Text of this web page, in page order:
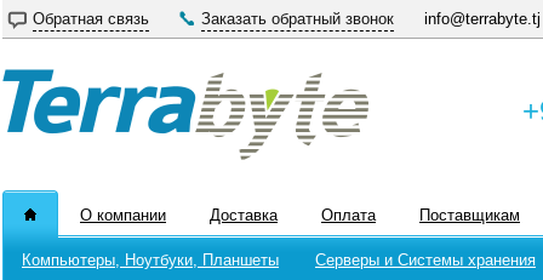
Обратная связь Заказать обратный звонок info@terrabyte.tj
О компании Доставка Оплата Поставщикам
Компьютеры, Ноутбуки, Планшеты Серверы и Системы хранения